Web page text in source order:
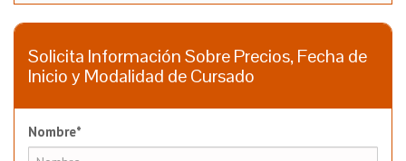
Solicita Información Sobre Precios, Fecha de
Inicio y Modalidad de Cursado
Nombre*